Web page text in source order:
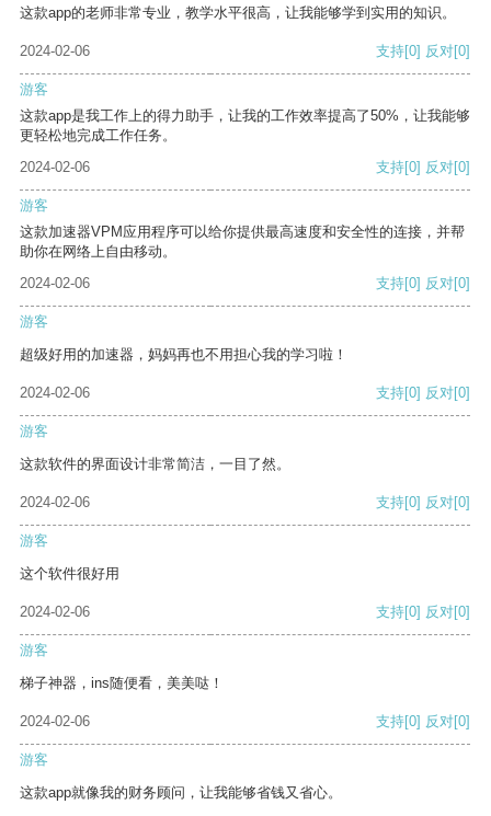
这款app的老师非常专业，教学水平很高，让我能够学到实用的知识。
2024-02-06 支持[0] 反对[0]
游客
这款app是我工作上的得力助手，让我的工作效率提高了50%，让我能够
更轻松地完成工作任务。
2024-02-06
支持[0] 反对[0]
游客
这款加速器VPM应用程序可以给你提供最高速度和安全性的连接，并帮
助你在网络上自由移动。
2024-02-06
支持[0] 反对[0]
游客
超级好用的加速器，妈妈再也不用担心我的学习啦！
2024-02-06 支持[0] 反对[0]
游客
这款软件的界面设计非常简洁，一目了然。
2024-02-06 支持[0] 反对[0]
游客
这个软件很好用
2024-02-06 支持[0] 反对[0]
游客
梯子神器，ins随便看，美美哒！
2024-02-06 支持[0] 反对[0]
游客
这款app就像我的财务顾问，让我能够省钱又省心。